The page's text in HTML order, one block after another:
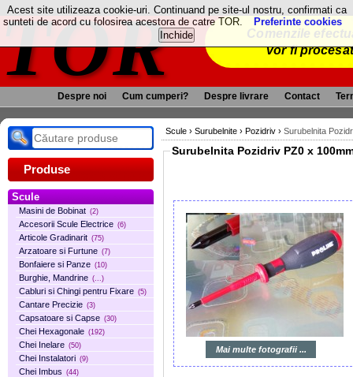
TOR
Comenzile
vor fi
Despre noi Cum cumperi? Despre livrare Contact
Produse
Scule
Masini de Bobinat (2)
Accesorii Scule Electrice (6)
Articole Gradinarit (75)
Arzatoare si Furtune (7)
Bonfaiere si Panze (10)
Burghie, Mandrine (...)
Cabluri si Chingi pentru Fixare (5)
Cantare Precizie (3)
Capsatoare si Capse (30)
Chei Hexagonale (192)
Chei Inelare (50)
Chei Instalatori (9)
Chei Imbus (44)
Scule › Surubelnite › Pozidriv › Surubelnita
Surubelnita Pozidriv PZ0 x
Mai multe fotografii ...
Acest site utilizeaza cookie-uri. Continuand pe site-ul nostru, confirmati ca
sunteti de acord cu folosirea acestora de catre TOR.
Preferinte cookies